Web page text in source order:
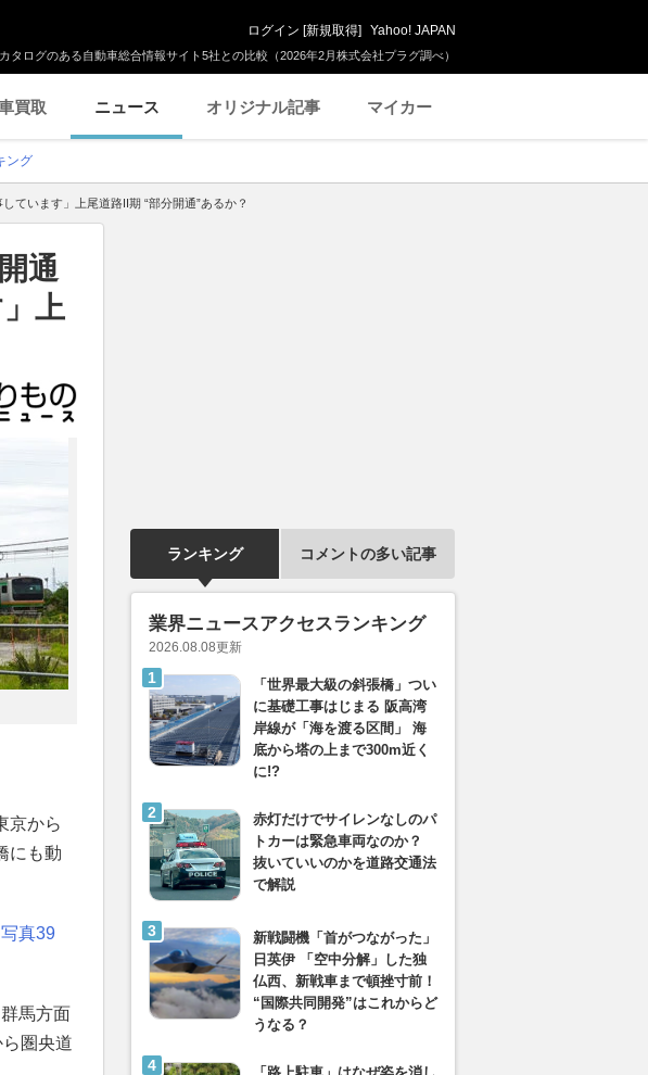
タログのある自動車総合情報サイト5社との比較（2026年2月株式会社プラグ調べ）
ログイン [新規取得] Yahoo! JAPAN
買取 ニュース オリジナル記事 マイカー
ング
ています」上尾道路II期 “部分開通”あるか？
通
上
京から
にも動
真39
馬方面
圏央道
ランキング コメントの多い記事
業界ニュースアクセスランキング
2026.08.08更新
「世界最大級の斜張橋」つい
に基礎工事はじまる 阪高湾
岸線が「海を渡る区間」 海
底から塔の上まで300m近く
に!?
赤灯だけでサイレンなしのパ
トカーは緊急車両なのか？
抜いていいのかを道路交通法
で解説
新戦闘機「首がつながった」
日英伊 「空中分解」した独
仏西、新戦車まで頓挫寸前！
“国際共同開発”はこれからど
うなる？